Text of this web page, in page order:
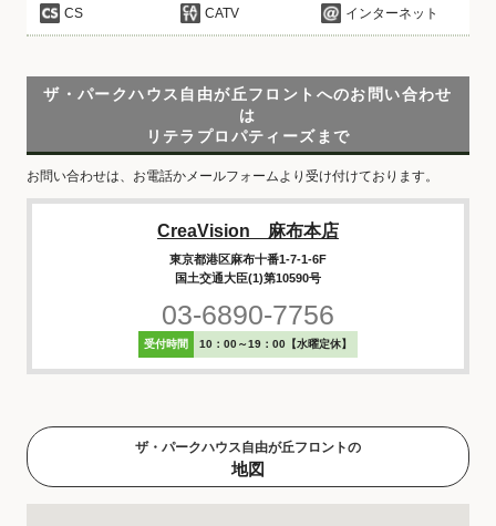
CS
CATV インターネット
ザ・パークハウス自由が丘フロントへのお問い合わせ
は
リテラプロパティーズまで
お問い合わせは、お電話かメールフォームより受け付けております。
CreaVision 麻布本店
東京都港区麻布十番1-7-1-6F
国土交通大臣(1)第10590号
03-6890-7756
受付時間 10：00～19：00【水曜定休】
ザ・パークハウス自由が丘フロントの
地図